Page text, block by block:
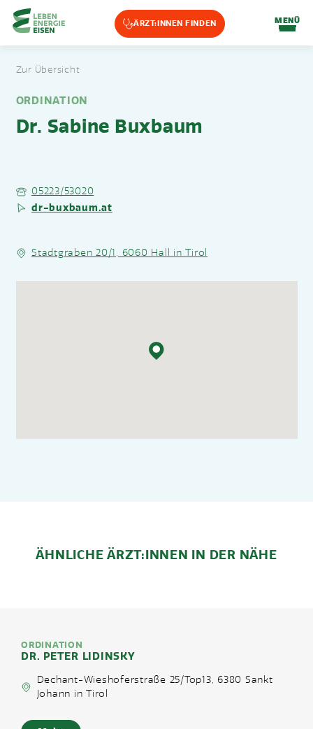
Zum Hauptinhalt springen
MENÜ
ÄRZT:INNEN FINDEN
Home-Eisencheck
Zur Übersicht
ORDINATION
Dr. Sabine Buxbaum
05223/53020
dr-buxbaum.at
Stadtgraben 20/1, 6060 Hall in Tirol
ÄHNLICHE ÄRZT:INNEN IN DER NÄHE
ORDINATION
DR. PETER LIDINSKY
Dechant-Wieshoferstraße 25/Top13, 6380 Sankt
Johann in Tirol